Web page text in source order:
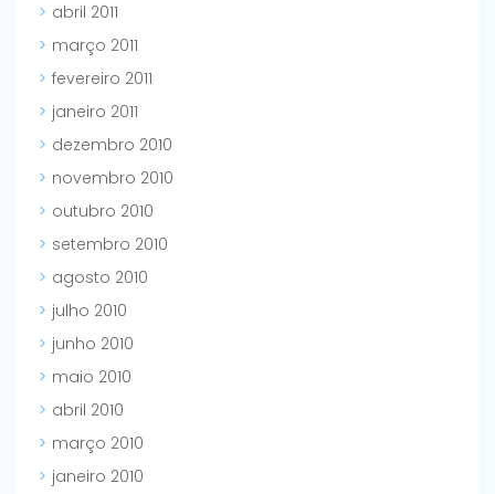
abril 2011
março 2011
fevereiro 2011
janeiro 2011
dezembro 2010
novembro 2010
outubro 2010
setembro 2010
agosto 2010
julho 2010
junho 2010
maio 2010
abril 2010
março 2010
janeiro 2010